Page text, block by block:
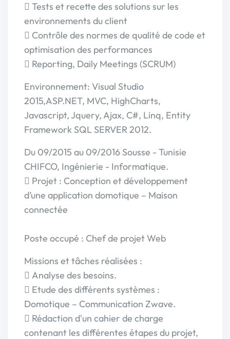
 Tests et recette des solutions sur les
environnements du client
 Contrôle des normes de qualité de code et
optimisation des performances
 Reporting, Daily Meetings (SCRUM)
Environnement: Visual Studio
2015,ASP.NET, MVC, HighCharts,
Javascript, Jquery, Ajax, C#, Linq, Entity
Framework SQL SERVER 2012.
Du 09/2015 au 09/2016 Sousse - Tunisie
CHIFCO, Ingénierie - Informatique.
 Projet : Conception et développement
d’une application domotique – Maison
connectée
Poste occupé : Chef de projet Web
Missions et tâches réalisées :
 Analyse des besoins.
 Etude des différents systèmes :
Domotique – Communication Zwave.
 Rédaction d'un cahier de charge
contenant les différentes étapes du projet,